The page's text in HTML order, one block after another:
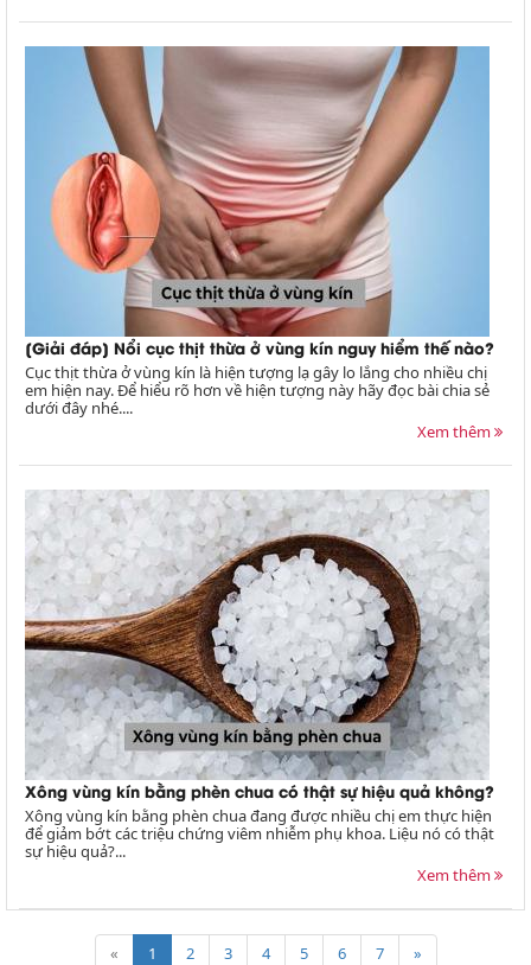
[Giải đáp] Nổi cục thịt thừa ở vùng kín nguy hiểm thế nào?
Cục thịt thừa ở vùng kín là hiện tượng lạ gây lo lắng cho nhiều chị
em hiện nay. Để hiểu rõ hơn về hiện tượng này hãy đọc bài chia sẻ
dưới đây nhé....
Xem thêm
Xông vùng kín bằng phèn chua có thật sự hiệu quả không?
Xông vùng kín bằng phèn chua đang được nhiều chị em thực hiện
để giảm bớt các triệu chứng viêm nhiễm phụ khoa. Liệu nó có thật
sự hiệu quả?...
Xem thêm
« 1 2 3 4 5 6 7 »